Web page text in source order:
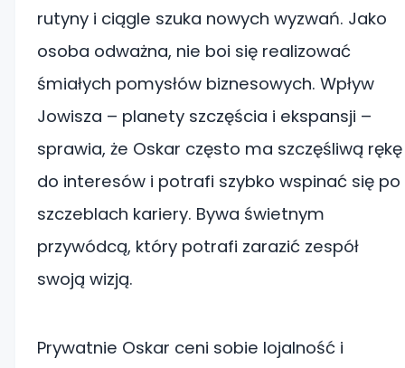
rutyny i ciągle szuka nowych wyzwań. Jako
osoba odważna, nie boi się realizować
śmiałych pomysłów biznesowych. Wpływ
Jowisza – planety szczęścia i ekspansji –
sprawia, że Oskar często ma szczęśliwą rękę
do interesów i potrafi szybko wspinać się po
szczeblach kariery. Bywa świetnym
przywódcą, który potrafi zarazić zespół
swoją wizją.
Prywatnie Oskar ceni sobie lojalność i